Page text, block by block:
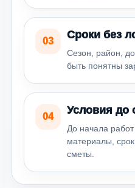
03
Сроки без
Сезон, район,
быть понятны
04
Условия до
До начала
материалы,
сметы.